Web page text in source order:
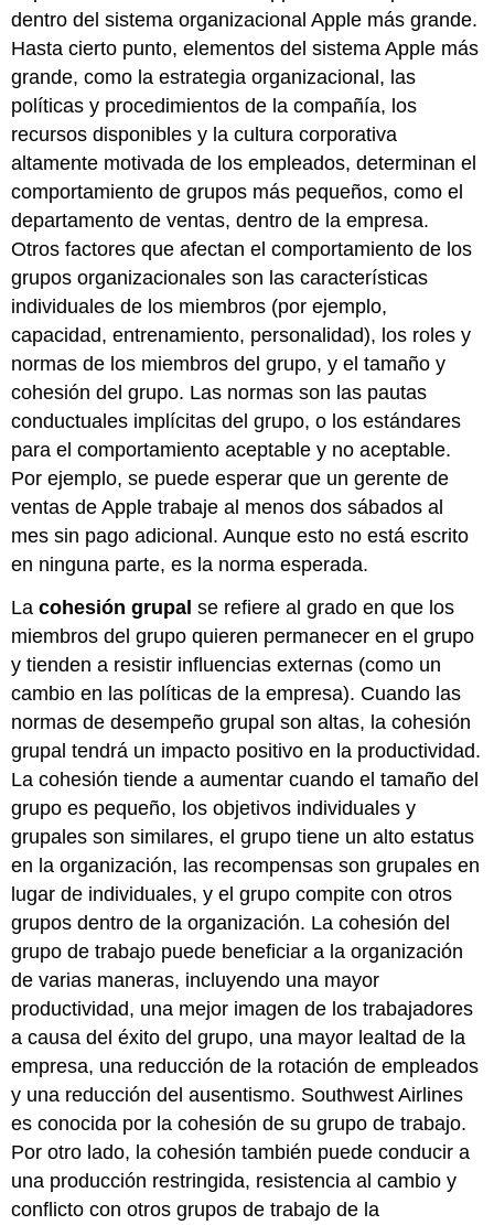
dentro del sistema organizacional Apple más grande.
Hasta cierto punto, elementos del sistema Apple más
grande, como la estrategia organizacional, las
políticas y procedimientos de la compañía, los
recursos disponibles y la cultura corporativa
altamente motivada de los empleados, determinan el
comportamiento de grupos más pequeños, como el
departamento de ventas, dentro de la empresa.
Otros factores que afectan el comportamiento de los
grupos organizacionales son las características
individuales de los miembros (por ejemplo,
capacidad, entrenamiento, personalidad), los roles y
normas de los miembros del grupo, y el tamaño y
cohesión del grupo. Las normas son las pautas
conductuales implícitas del grupo, o los estándares
para el comportamiento aceptable y no aceptable.
Por ejemplo, se puede esperar que un gerente de
ventas de Apple trabaje al menos dos sábados al
mes sin pago adicional. Aunque esto no está escrito
en ninguna parte, es la norma esperada.
Lacohesión grupal se refiere al grado en que los
miembros del grupo quieren permanecer en el grupo
y tienden a resistir influencias externas (como un
cambio en las políticas de la empresa). Cuando las
normas de desempeño grupal son altas, la cohesión
grupal tendrá un impacto positivo en la productividad.
La cohesión tiende a aumentar cuando el tamaño del
grupo es pequeño, los objetivos individuales y
grupales son similares, el grupo tiene un alto estatus
en la organización, las recompensas son grupales en
lugar de individuales, y el grupo compite con otros
grupos dentro de la organización. La cohesión del
grupo de trabajo puede beneficiar a la organización
de varias maneras, incluyendo una mayor
productividad, una mejor imagen de los trabajadores
a causa del éxito del grupo, una mayor lealtad de la
empresa, una reducción de la rotación de empleados
y una reducción del ausentismo. Southwest Airlines
es conocida por la cohesión de su grupo de trabajo.
Por otro lado, la cohesión también puede conducir a
una producción restringida, resistencia al cambio y
conflicto con otros grupos de trabajo de la